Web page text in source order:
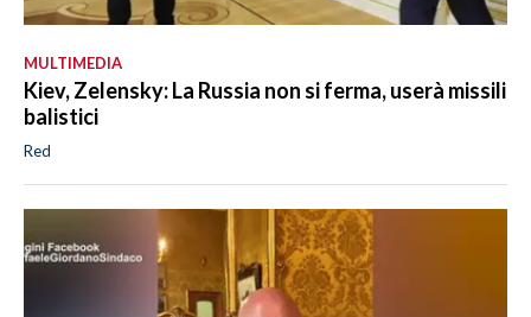
MULTIMEDIA
Kiev, Zelensky: La Russia non si ferma, userà missili
balistici
Red